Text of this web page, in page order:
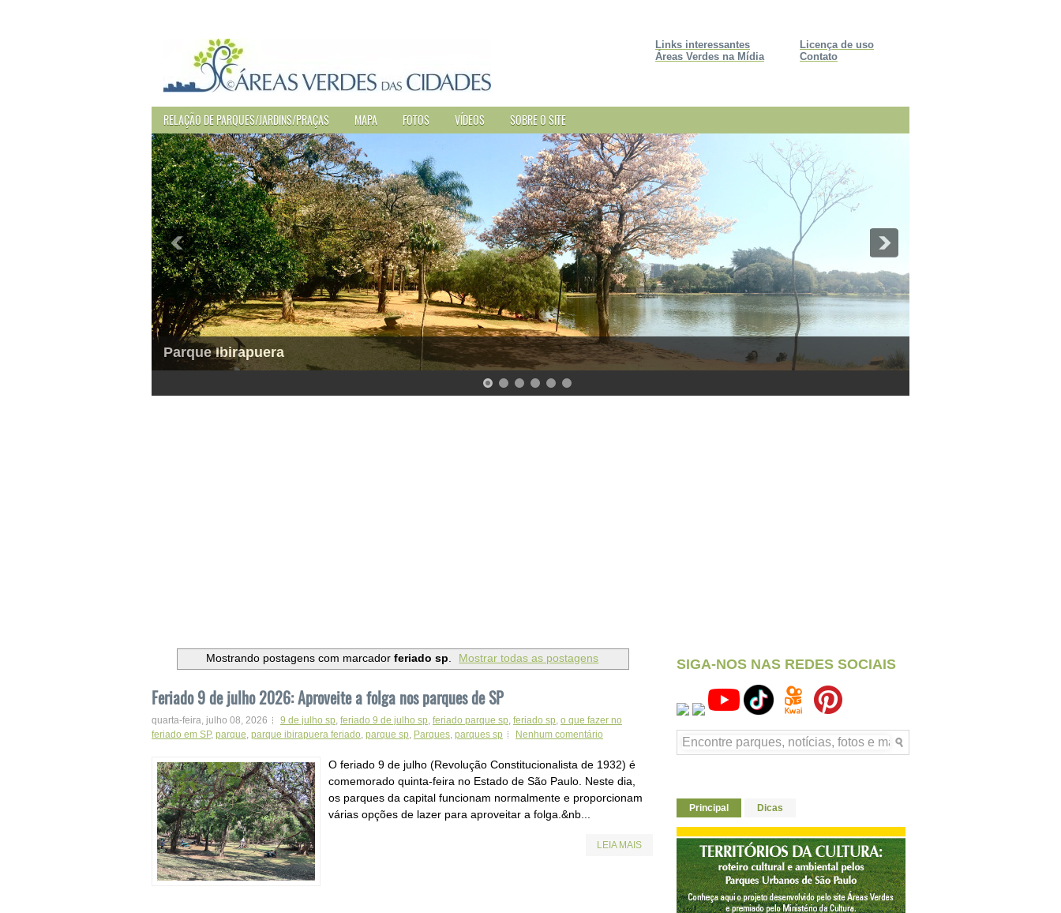
Licença de uso
Contato
Links interessantes
Áreas Verdes na Mídia
RELAÇÃO DE PARQUES/JARDINS/PRAÇAS MAPA FOTOS VÍDEOS SOBRE O SITE
Parque Ibirapuera
Mostrando postagens com marcador feriado sp. Mostrar todas as postagens
Feriado 9 de julho 2026: Aproveite a folga nos parques de SP
quarta-feira, julho 08, 2026 9 de julho sp feriado 9 de julho sp feriado parque sp feriado sp o que fazer no
feriado em SP, parque parque ibirapuera feriado parque sp Parques parques sp Nenhum comentário
O feriado 9 de julho (Revolução Constitucionalista de 1932) é
comemorado quinta-feira no Estado de São Paulo. Neste dia,
os parques da capital funcionam normalmente e proporcionam
várias opções de lazer para aproveitar a folga.&nb...
LEIA MAIS
SIGA-NOS NAS REDES SOCIAIS
Principal Dicas